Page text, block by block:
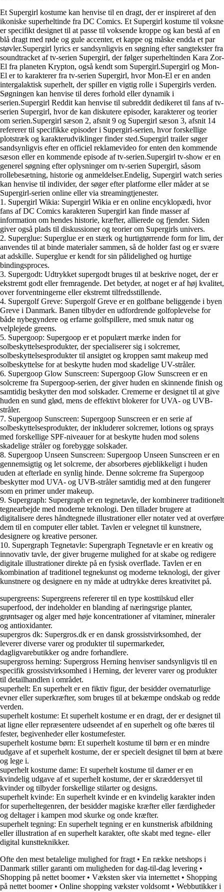
Et Supergirl kostume kan henvise til en dragt, der er inspireret af den
ikoniske superheltinde fra DC Comics. Et Supergirl kostume til voksne
er specifikt designet til at passe til voksende kroppe og kan bestå af en
blå dragt med røde og gule accenter, et kappe og måske endda et par
støvler.Supergirl lyrics er sandsynligvis en søgning efter sangtekster fra
soundtracket af tv-serien Supergirl, der følger superheltinden Kara Zor-
El fra planeten Krypton, også kendt som Supergirl.Supergirl og Mon-
El er to karakterer fra tv-serien Supergirl, hvor Mon-El er en anden
intergalaktisk superhelt, der spiller en vigtig rolle i Supergirls verden.
Søgningen kan henvise til deres forhold eller dynamik i
serien.Supergirl Reddit kan henvise til subreddit dedikeret til fans af tv-
serien Supergirl, hvor de kan diskutere episoder, karakterer og teorier
om serien.Supergirl sæson 2, afsnit 9 og Supergirl sæson 3, afsnit 14
refererer til specifikke episoder i Supergirl-serien, hvor forskellige
plotstræk og karakterudviklinger finder sted.Supergirl trailer søger
sandsynligvis efter en officiel reklamevideo for enten den kommende
sæson eller en kommende episode af tv-serien.Supergirl tv-show er en
generel søgning efter oplysninger om tv-serien Supergirl, såsom
rollebesætning, historie og anmeldelser.Endelig, Supergirl watch series
kan henvise til individer, der søger efter platforme eller måder at se
Supergirl-serien online eller via streamingtjenester.
1. Supergirl Wikia: Supergirl Wikia er en online encyklopædi, hvor
fans af DC Comics karakteren Supergirl kan finde masser af
information om hendes historie, kræfter, allierede og fjender. Siden
giver også plads til diskussioner og teorier om Supergirls univers.
2. Superglue: Superglue er en stærk og hurtigtørrende form for lim, der
anvendes til at binde materialer sammen, så de holder fast og er svære
at adskille. Superglue er kendt for sin pålidelighed og hurtige
bindingsproces.
3. Supergodt: Udtrykket supergodt bruges til at beskrive noget, der er
ekstremt godt eller fremragende. Det betyder, at noget er af høj kvalitet,
over forventningerne eller ekstremt tilfredsstillende.
4. Supergolf Greve: Supergolf Greve er en golfbane beliggende i byen
Greve i Danmark. Banen tilbyder en udfordrende golfoplevelse for
både nybegyndere og erfarne golfspillere, med smuk natur og
velplejede greens.
5. Supergoop: Supergoop er et populært mærke inden for
solbeskyttelsesprodukter, der specialiserer sig i solcremer,
solbeskyttelsesprodukter til ansigtet og kroppen samt makeup med
solbeskyttelse for at beskytte huden mod skadelige UV-stråler.
6. Supergoop Glow Sunscreen: Supergoop Glow Sunscreen er en
solcreme fra Supergoop-serien, der giver huden en skinnende finish og
samtidig beskytter den mod solskader. Cremerne er designet til at give
huden en sund glød, mens de effektivt blokerer for UVA- og UVB-
stråler.
7. Supergoop Sunscreen: Supergoop Sunscreen er en serie af
solbeskyttelsesprodukter, der inkluderer solcremer, lotions og sprays
med forskellige SPF-niveauer for at beskytte huden mod solens
skadelige stråler og forebygge solskader.
8. Supergoop Unseen Sunscreen: Supergoop Unseen Sunscreen er en
gennemsigtig og let solcreme, der absorberes øjeblikkeligt i huden
uden at efterlade en synlig hinde. Denne solcreme fra Supergoop
beskytter mod UVA- og UVB-stråler samtidig med at den fungerer
som en primer under makeup.
9. Supergraph: Supergraph er en tegnetavle, der kombinerer traditionelt
tegnearbejde med moderne teknologi. Den tillader brugere at
digitalisere deres håndtegnede illustrationer eller notater ved at overføre
dem til en computer eller tablet. Tavlen er velegnet til kunstnere,
designere og kreative personer.
10. Supergraph Tegnetavle: Supergraph Tegnetavle er en kreativ og
innovativ tavle, der giver brugerne mulighed for at skabe og redigere
digitale illustrationer direkte på en fysisk overflade. Tavlen er en
kombination af traditionel tegnekunst og moderne teknologi, der giver
kunstnere og designere en ny måde at udtrykke deres kreativitet på.
supergreens: Supergreens refererer til en type kosttilskud eller
superfood, der indeholder en blanding af næringsrige planter,
grøntsager og alger med høje koncentrationer af vitaminer, mineraler
og antioxidanter.
supergros dk: Supergros.dk er en dansk grossistvirksomhed, der
leverer diverse varer og produkter til supermarkeder,
dagligvarebutikker og andre forhandlere.
supergross herning: Supergross Herning henviser sandsynligvis til en
specifik grossistvirksomhed i Herning, der leverer varer og produkter
til detailhandlen i området.
superhelt: En superhelt er en fiktiv figur, der besidder overnaturlige
evner eller superkræfter, som bruges til at bekæmpe ondskab og redde
verden.
superhelt kostume: Et superhelt kostume er en dragt, der er designet til
at ligne eller repræsentere udseendet af en superhelt og ofte bæres til
fester, begivenheder eller kostumefester.
superhelt kostume børn: Et superhelt kostume til børn er en mindre
udgave af et superhelt kostume, der er specielt designet til børn at bære
og lege i.
superhelt kostume dame: Et superhelt kostume til damer er en
kvindelig udgave af et superhelt kostume, der er skræddersyet til
kvinder og tilbyder forskellige stilarter og designs.
superhelt kvinde: En superhelt kvinde er en kvindelig karakter inden
for superheltegenren, der besidder magiske kræfter eller færdigheder
og deltager i kampen mod skurke og onde kræfter.
superhelt tegning: En superhelt tegning er en kunstnerisk afbildning
eller illustration af en superhelt karakter, ofte skabt med tegne- eller
digital kunstteknikker.
Ofte den mest betalelige mulighed for fragt • En række netshops i
Danmark stiller garanti om muligheden for dag-til-dag levering •
Shopping på nettet boomer• Væksten sker via internettet • Shopping
på nettet boomer• Online shopping vækster voldsomt • Webbutikker i